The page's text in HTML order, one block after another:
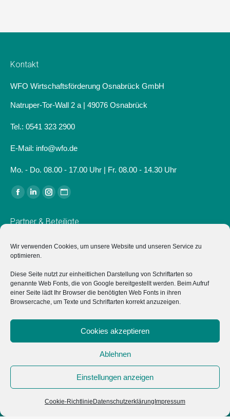
Wir verwenden Cookies, um unsere Website und unseren Service zu
optimieren.
Diese Seite nutzt zur einheitlichen Darstellung von Schriftarten so
genannte Web Fonts, die von Google bereitgestellt werden. Beim Aufruf
einer Seite lädt Ihr Browser die benötigten Web Fonts in ihren
Browsercache, um Texte und Schriftarten korrekt anzuzeigen.
Cookies akzeptieren
Ablehnen
Einstellungen anzeigen
Cookie-Richtlinie Datenschutzerklärung Impressum
Kontakt
WFO Wirtschaftsförderung Osnabrück GmbH
Natruper-Tor-Wall 2 a | 49076 Osnabrück
Tel.: 0541 323 2900
E-Mail: info@wfo.de
Mo. - Do. 08.00 - 17.00 Uhr | Fr. 08.00 - 14.30 Uhr
Finden Sie uns auf:
Facebook
opens
new
Linkedin
opens
new
Instagram
opens
new
Website
opens
new
Partner & Beteiligte
Verein für Wirtschaftsförderung in Osnabrück e.V.
unterstützt das Projekt "Typisch Osnabrück" ideell sowie mit
einer Anschubfinanzierung zum Start.
Cookie-Richtlinie (EU)